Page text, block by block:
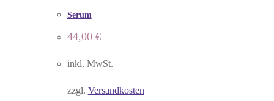
Serum
44,00 €
inkl. MwSt.
zzgl. Versandkosten